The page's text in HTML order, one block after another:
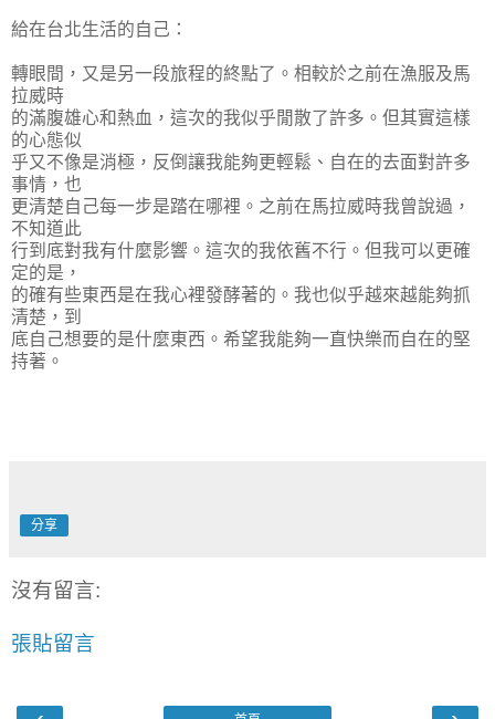
給在台北生活的自己：
轉眼間，又是另一段旅程的終點了。相較於之前在漁服及馬
拉威時
的滿腹雄心和熱血，這次的我似乎閒散了許多。但其實這樣
的心態似
乎又不像是消極，反倒讓我能夠更輕鬆、自在的去面對許多
事情，也
更清楚自己每一步是踏在哪裡。之前在馬拉威時我曾說過，
不知道此
行到底對我有什麼影響。這次的我依舊不行。但我可以更確
定的是，
的確有些東西是在我心裡發酵著的。我也似乎越來越能夠抓
清楚，到
底自己想要的是什麼東西。希望我能夠一直快樂而自在的堅
持著。
分享
沒有留言:
張貼留言